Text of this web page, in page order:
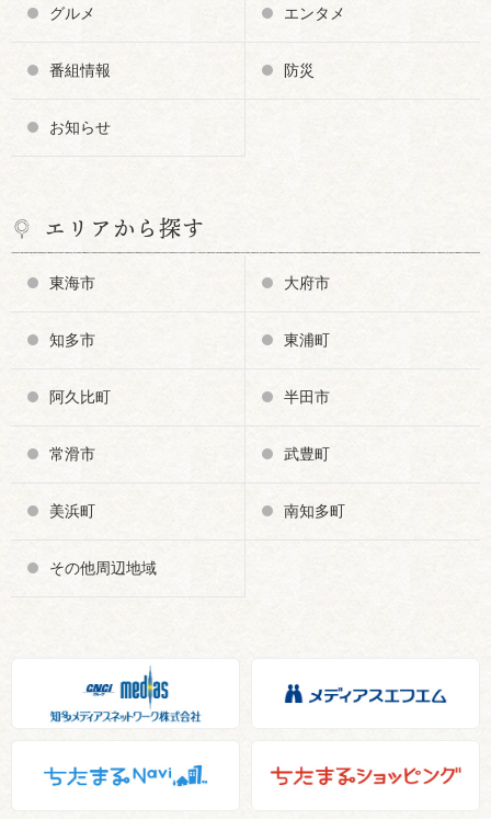
グルメ エンタメ
番組情報 防災
お知らせ
エリアから探す
東海市 大府市
知多市 東浦町
阿久比町 半田市
常滑市 武豊町
美浜町 南知多町
その他周辺地域